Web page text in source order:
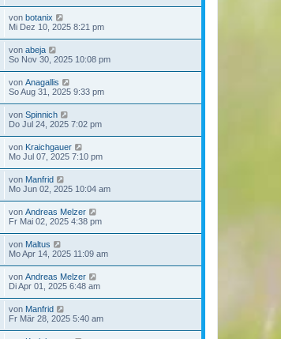
von botanix
Mi Dez 10, 2025 8:21 pm
von abeja
So Nov 30, 2025 10:08 pm
von Anagallis
So Aug 31, 2025 9:33 pm
von Spinnich
Do Jul 24, 2025 7:02 pm
von Kraichgauer
Mo Jul 07, 2025 7:10 pm
von Manfrid
Mo Jun 02, 2025 10:04 am
von Andreas Melzer
Fr Mai 02, 2025 4:38 pm
von Maltus
Mo Apr 14, 2025 11:09 am
von Andreas Melzer
Di Apr 01, 2025 6:48 am
von Manfrid
Fr Mär 28, 2025 5:40 am